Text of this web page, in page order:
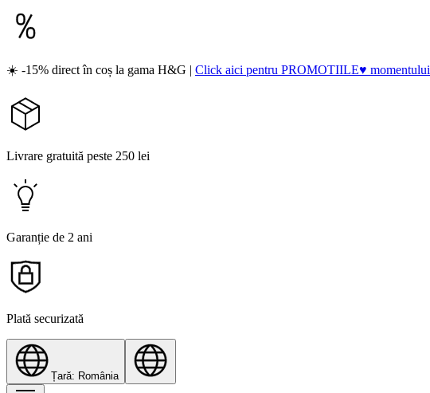
☀️ -15% direct în coș la gama H&G | Click aici pentru PROMOTIILE♥ momentului
Livrare gratuită peste 250 lei
Garanție de 2 ani
Plată securizată
Țară: România